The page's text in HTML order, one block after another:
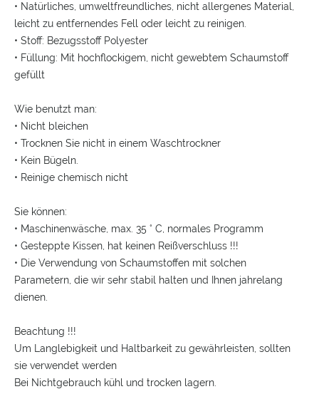
• Natürliches, umweltfreundliches, nicht allergenes Material,
leicht zu entfernendes Fell oder leicht zu reinigen.
• Stoff: Bezugsstoff Polyester
• Füllung: Mit hochflockigem, nicht gewebtem Schaumstoff
gefüllt
Wie benutzt man:
• Nicht bleichen
• Trocknen Sie nicht in einem Waschtrockner
• Kein Bügeln.
• Reinige chemisch nicht
Sie können:
• Maschinenwäsche, max. 35 ° C, normales Programm
• Gesteppte Kissen, hat keinen Reißverschluss !!!
• Die Verwendung von Schaumstoffen mit solchen
Parametern, die wir sehr stabil halten und Ihnen jahrelang
dienen.
Beachtung !!!
Um Langlebigkeit und Haltbarkeit zu gewährleisten, sollten
sie verwendet werden
Bei Nichtgebrauch kühl und trocken lagern.